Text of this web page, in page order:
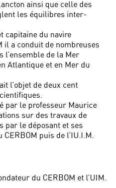
ainsi que celle des
les équilibres inter-
capitaine du navire
il a conduit de nombreuses
l’ensemble de la Mer
Atlantique et en Mer du
l’objet de deux cent
par le professeur Maurice
sur des travaux de
par le déposant et ses
puis de l’IU.I.M.
du CERBOM et l’UIM.